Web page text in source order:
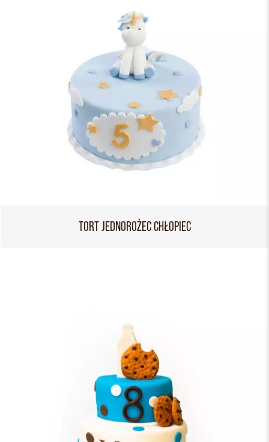
TORT JEDNOROŻEC CHŁOPIEC